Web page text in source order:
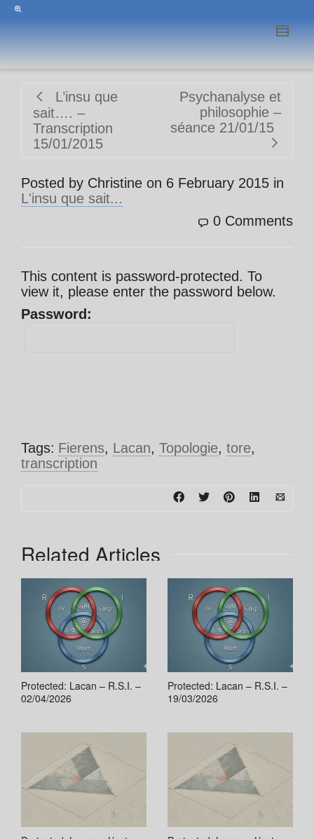
L’insu que
sait…. –
Transcription
15/01/2015
Psychanalyse et
philosophie –
séance 21/01/15
Posted by Christine on 6 February 2015 in
L'insu que sait...
0 Comments
This content is password-protected. To
view it, please enter the password below.
Password:
Tags: Fierens, Lacan, Topologie, tore,
transcription
Related Articles
Protected: Lacan – R.S.I. –
02/04/2026
Protected: Lacan – R.S.I. –
19/03/2026